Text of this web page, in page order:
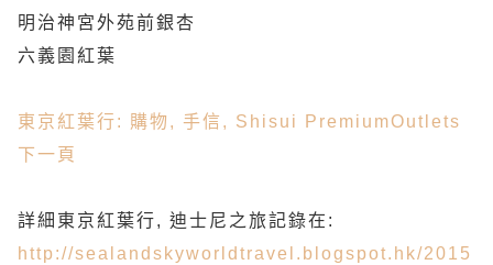
明治神宮外苑前銀杏
六義園紅葉
東京紅葉行: 購物, 手信, Shisui PremiumOutlets
下一頁
詳細東京紅葉行, 迪士尼之旅記錄在:
http://sealandskyworldtravel.blogspot.hk/2015